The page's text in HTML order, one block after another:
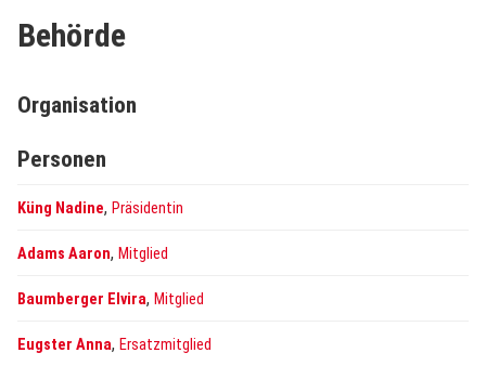
Behörde
Organisation
Personen
Küng Nadine, Präsidentin
Adams Aaron, Mitglied
Baumberger Elvira, Mitglied
Eugster Anna, Ersatzmitglied